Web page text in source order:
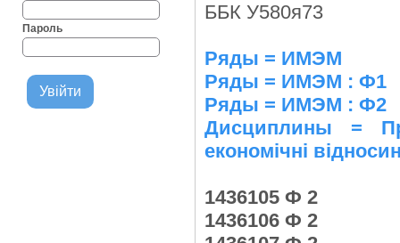
Пароль
ББК У580я73
Ряды = ИМЭМ
Ряды = ИМЭМ : Ф1
Ряды = ИМЭМ : Ф2
Дисциплины =
економічні
1436105 Ф 2
1436106 Ф 2